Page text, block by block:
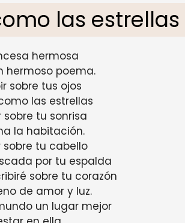
las estrellas
hermosa
hermoso poema.
sobre tus ojos
las estrellas
sobre tu sonrisa
la habitación.
sobre tu cabello
por tu espalda
sobre tu corazón
de amor y luz.
un lugar mejor